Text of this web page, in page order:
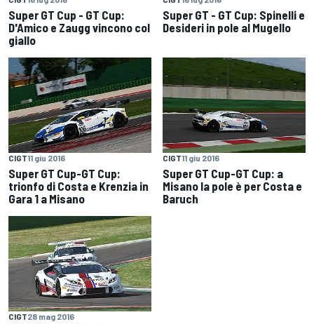
Super GT Cup - GT Cup:
D'Amico e Zaugg vincono col
giallo
Super GT - GT Cup: Spinelli e
Desideri in pole al Mugello
CIGT11 giu 2016
Super GT Cup-GT Cup:
trionfo di Costa e Krenzia in
Gara 1 a Misano
CIGT11 giu 2016
Super GT Cup-GT Cup: a
Misano la pole è per Costa e
Baruch
CIGT28 mag 2016